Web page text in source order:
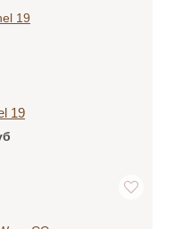
19